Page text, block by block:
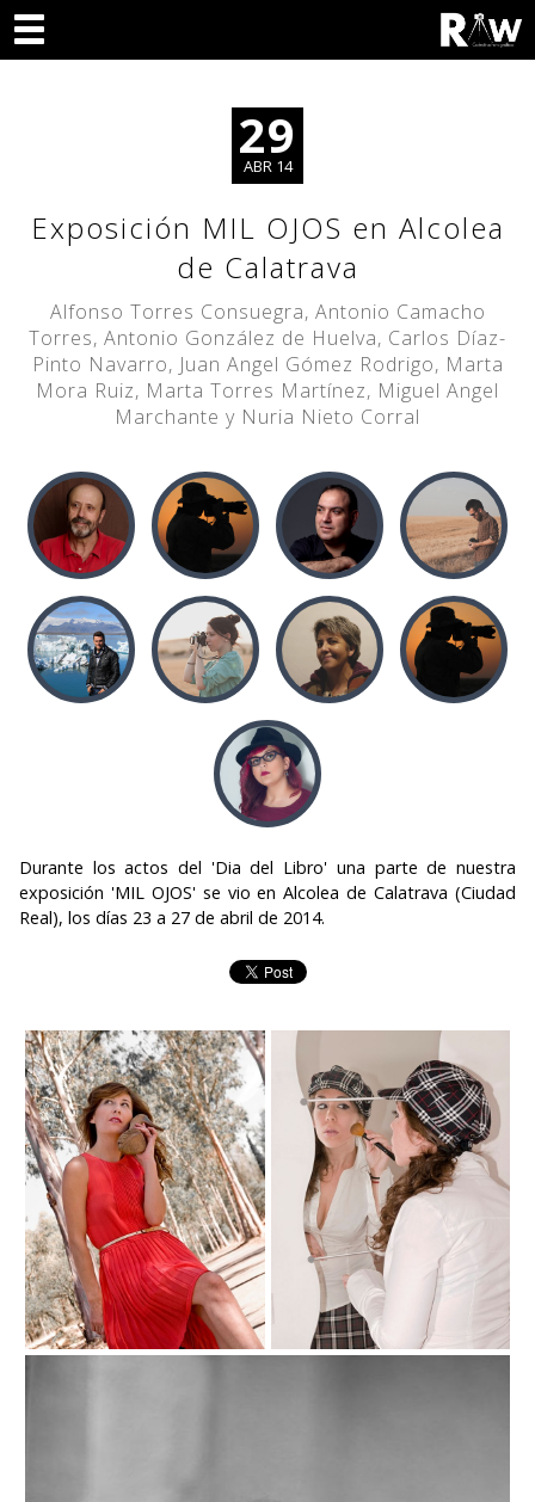
29
ABR 14
Exposición MIL OJOS en Alcolea
de Calatrava
Alfonso Torres Consuegra, Antonio Camacho
Torres, Antonio González de Huelva, Carlos Díaz-
Pinto Navarro, Juan Angel Gómez Rodrigo, Marta
Mora Ruiz, Marta Torres Martínez, Miguel Angel
Marchante y Nuria Nieto Corral
Durante los actos del 'Dia del Libro' una parte de nuestra
exposición 'MIL OJOS' se vio en Alcolea de Calatrava (Ciudad
Real), los días 23 a 27 de abril de 2014.